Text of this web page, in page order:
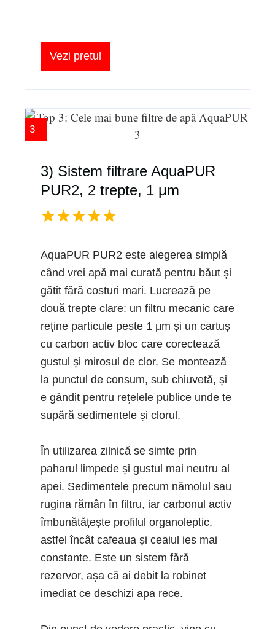
Vezi pretul
3
3) Sistem filtrare AquaPUR
PUR2, 2 trepte, 1 μm
AquaPUR PUR2 este alegerea simplă
când vrei apă mai curată pentru băut și
gătit fără costuri mari. Lucrează pe
două trepte clare: un filtru mecanic care
reține particule peste 1 μm și un cartuș
cu carbon activ bloc care corectează
gustul și mirosul de clor. Se montează
la punctul de consum, sub chiuvetă, și
e gândit pentru rețelele publice unde te
supără sedimentele și clorul.
În utilizarea zilnică se simte prin
paharul limpede și gustul mai neutru al
apei. Sedimentele precum nămolul sau
rugina rămân în filtru, iar carbonul activ
îmbunătățește profilul organoleptic,
astfel încât cafeaua și ceaiul ies mai
constante. Este un sistem fără
rezervor, așa că ai debit la robinet
imediat ce deschizi apa rece.